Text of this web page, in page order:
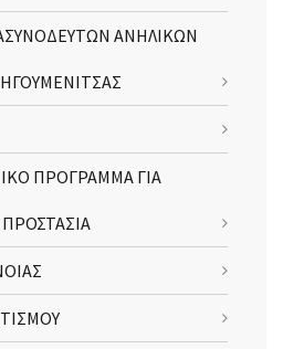
ΑΝΗΛΙΚΩΝ
ΠΡΟΓΡΑΜΜΑ ΓΙΑ